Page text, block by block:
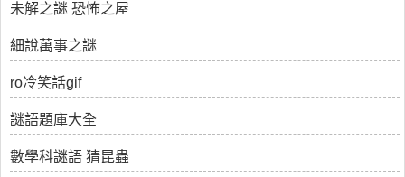
未解之謎 恐怖之屋
細說萬事之謎
ro冷笑話gif
謎語題庫大全
數學科謎語 猜昆蟲